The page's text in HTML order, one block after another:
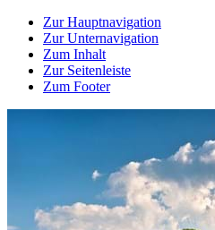
Zur Hauptnavigation
Zur Unternavigation
Zum Inhalt
Zur Seitenleiste
Zum Footer